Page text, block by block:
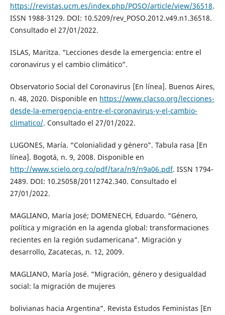
https://revistas.ucm.es/index.php/POSO/article/view/36518.
ISSN 1988-3129. DOI: 10.5209/rev_POSO.2012.v49.n1.36518.
Consultado el 27/01/2022.
ISLAS, Maritza. “Lecciones desde la emergencia: entre el
coronavirus y el cambio climático”.
Observatorio Social del Coronavirus [En línea]. Buenos Aires,
n. 48, 2020. Disponible en https://www.clacso.org/lecciones-
desde-la-emergencia-entre-el-coronavirus-y-el-cambio-
climatico/. Consultado el 27/01/2022.
LUGONES, María. “Colonialidad y género”. Tabula rasa [En
línea]. Bogotá, n. 9, 2008. Disponible en
http://www.scielo.org.co/pdf/tara/n9/n9a06.pdf. ISSN 1794-
2489. DOI: 10.25058/20112742.340. Consultado el
27/01/2022.
MAGLIANO, María José; DOMENECH, Eduardo. “Género,
política y migración en la agenda global: transformaciones
recientes en la región sudamericana”. Migración y
desarrollo, Zacatecas, n. 12, 2009.
MAGLIANO, María José. “Migración, género y desigualdad
social: la migración de mujeres
bolivianas hacia Argentina”. Revista Estudos Feministas [En